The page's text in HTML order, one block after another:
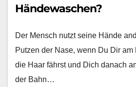
Händewaschen?
Der Mensch nutzt seine Hände
Putzen der Nase, wenn Du Dir am
die Haar fährst und Dich danach
der Bahn…